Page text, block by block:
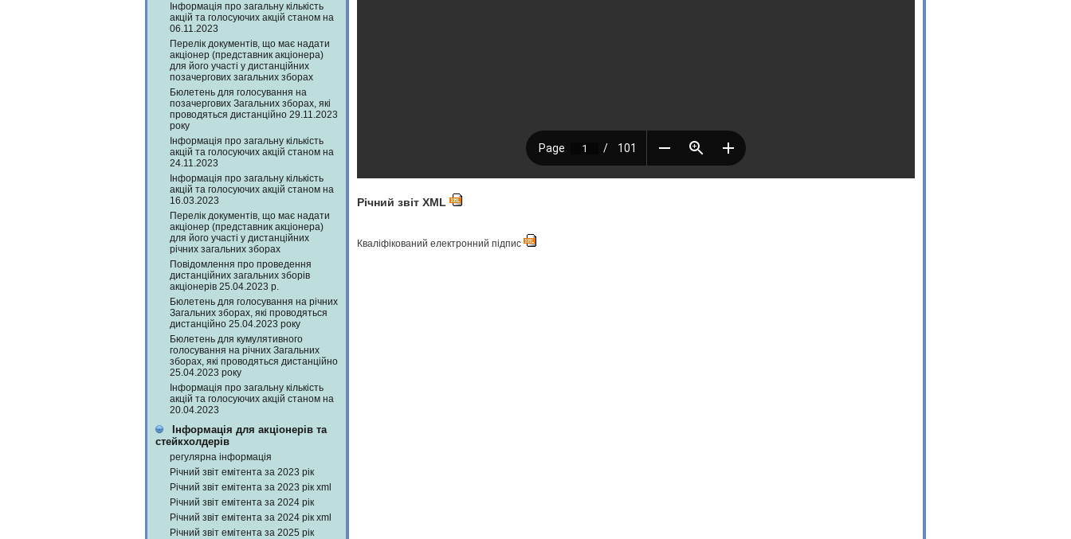
Інформація про загальну кількість
акцій та голосуючих акцій станом на
06.11.2023
Перелік документів, що має надати
акціонер (представник акціонера)
для його участі у дистанційних
позачергових загальних зборах
Бюлетень для голосування на
позачергових Загальних зборах, які
проводяться дистанційно 29.11.2023
року
Інформація про загальну кількість
акцій та голосуючих акцій станом на
24.11.2023
Інформація про загальну кількість
акцій та голосуючих акцій станом на
16.03.2023
Перелік документів, що має надати
акціонер (представник акціонера)
для його участі у дистанційних
річних загальних зборах
Повідомлення про проведення
дистанційних загальних зборів
акціонерів 25.04.2023 р.
Бюлетень для голосування на річних
Загальних зборах, які проводяться
дистанційно 25.04.2023 року
Бюлетень для кумулятивного
голосування на річних Загальних
зборах, які проводяться дистанційно
25.04.2023 року
Інформація про загальну кількість
акцій та голосуючих акцій станом на
20.04.2023
Інформація для акціонерів та
стейкхолдерів
регулярна інформація
Річний звіт емітента за 2023 рік
Річний звіт емітента за 2023 рік xml
Річний звіт емітента за 2024 рік
Річний звіт емітента за 2024 рік xml
Річний звіт емітента за 2025 рік
Річний звіт XML
Кваліфікований електронний підпис